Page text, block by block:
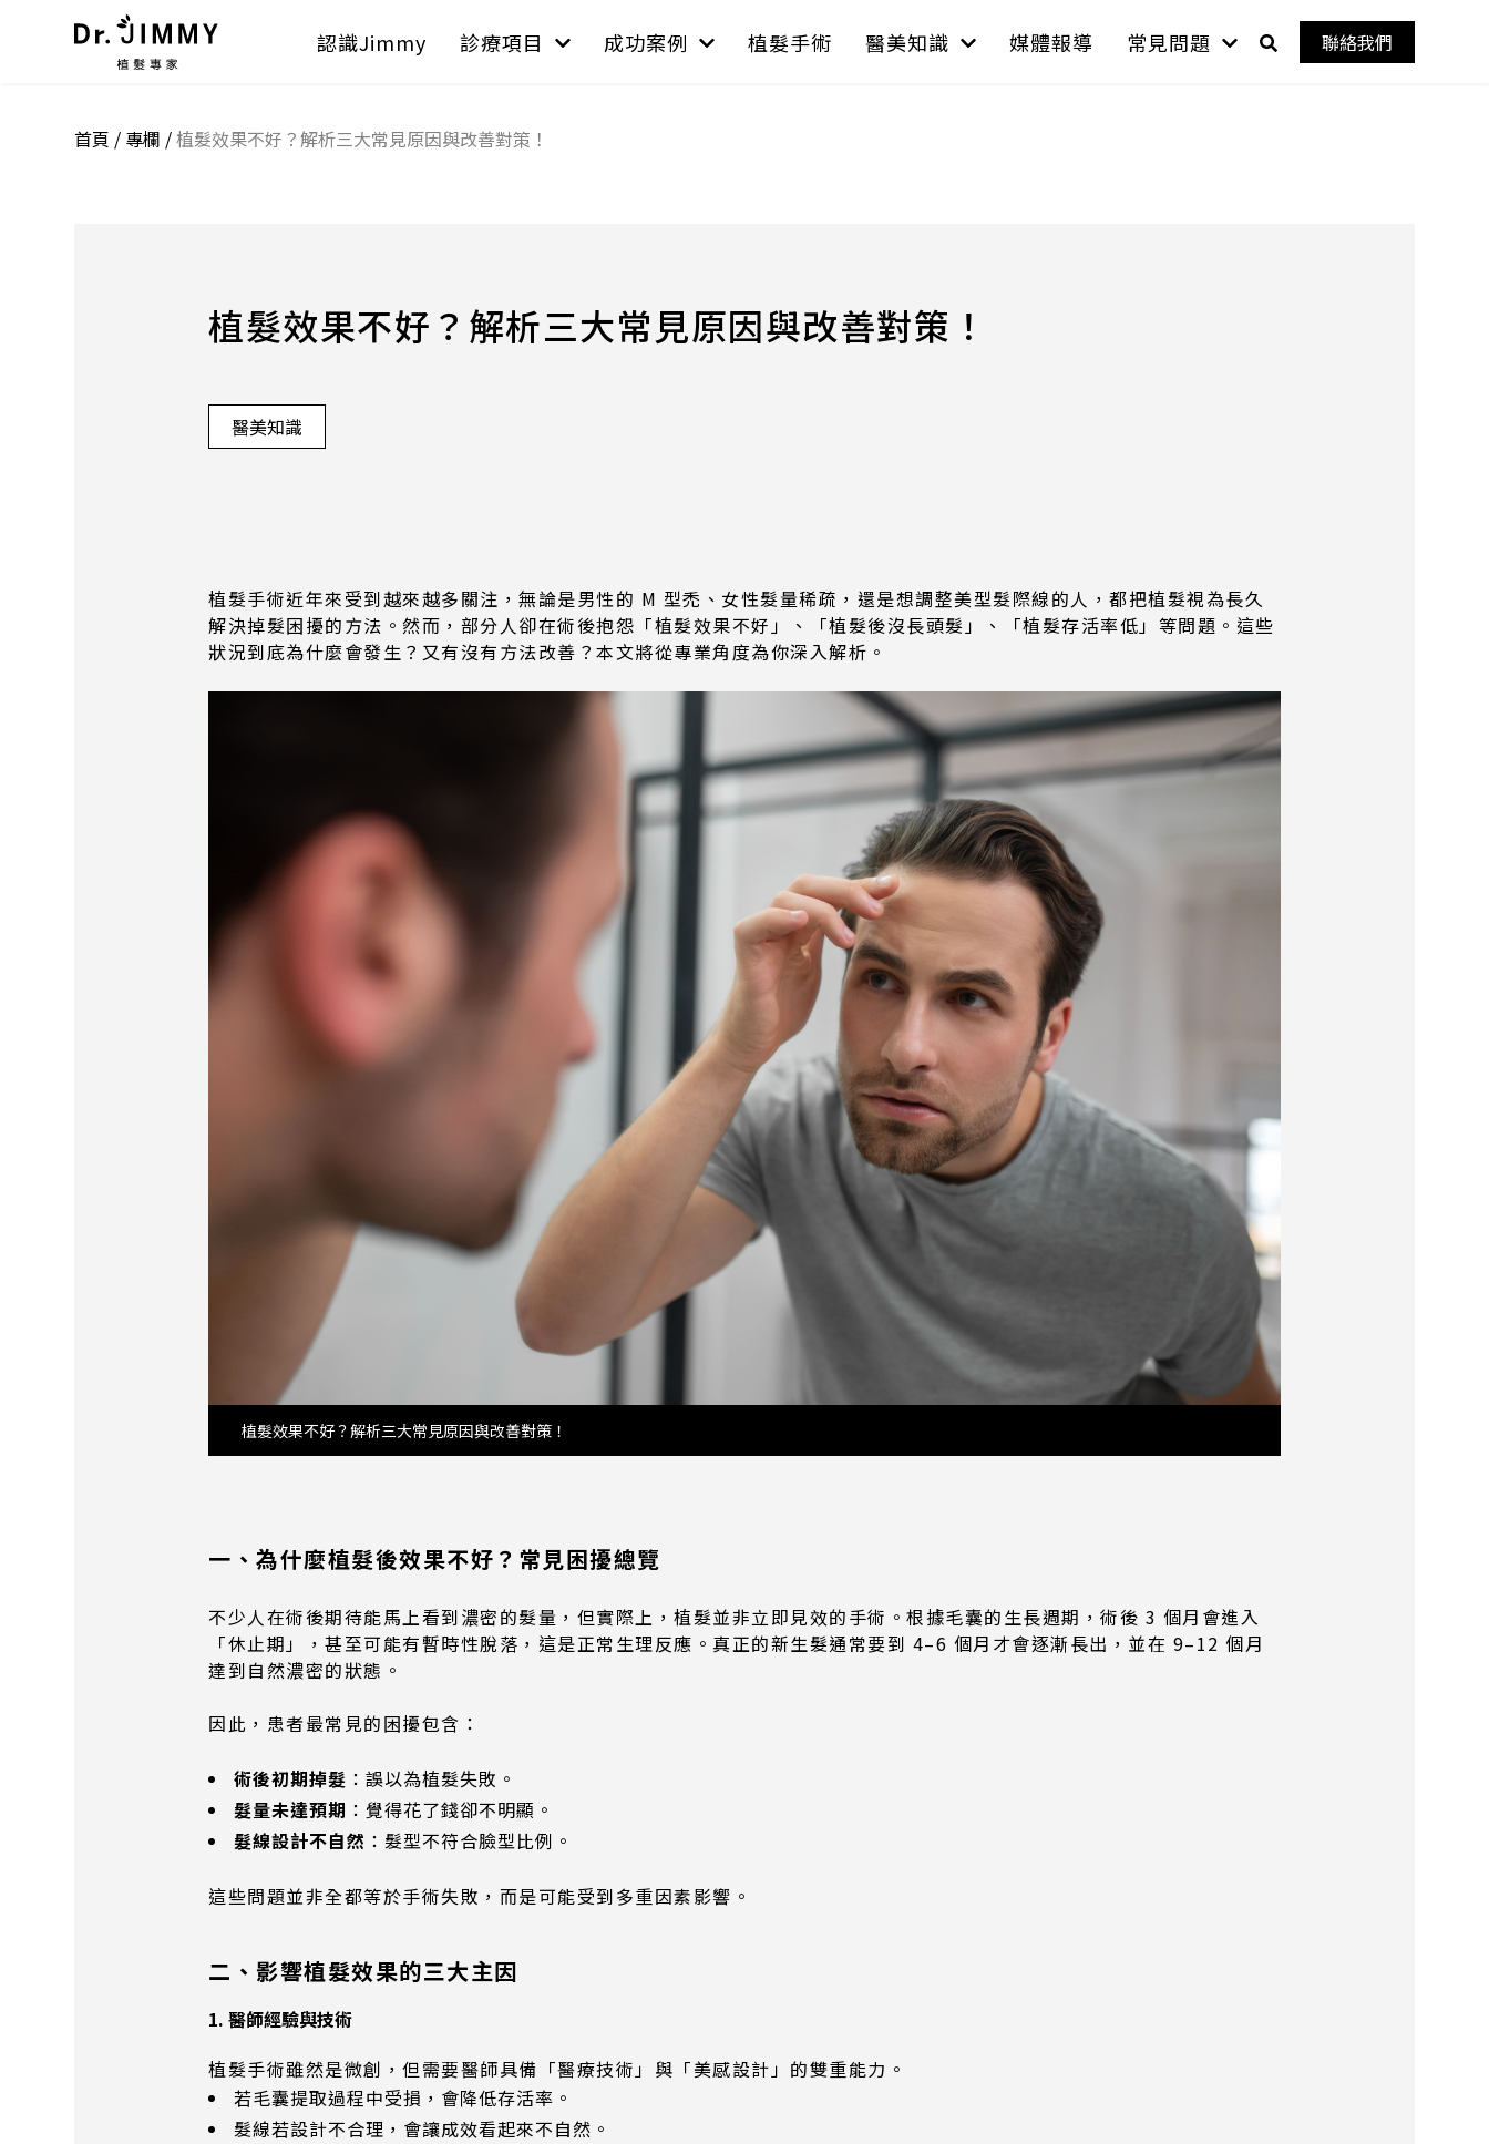
認識Jimmy 診療項目 成功案例 植髮手術 醫美知識 媒體報導 常見問題 聯絡我們
首頁 / 專欄 /植髮效果不好？解析三大常見原因與改善對策！
植髮效果不好？解析三大常見原因與改善對策！
醫美知識
植髮手術近年來受到越來越多關注，無論是男性的 M 型禿、女性髮量稀疏，還是想調整美型髮際線的人，都把植髮視為長久
解決掉髮困擾的方法。然而，部分人卻在術後抱怨「植髮效果不好」、「植髮後沒長頭髮」、「植髮存活率低」等問題。這些
狀況到底為什麼會發生？又有沒有方法改善？本文將從專業角度為你深入解析。
植髮效果不好？解析三大常見原因與改善對策！
一、為什麼植髮後效果不好？常見困擾總覽
不少人在術後期待能馬上看到濃密的髮量，但實際上，植髮並非立即見效的手術。根據毛囊的生長週期，術後 3 個月會進入
「休止期」，甚至可能有暫時性脫落，這是正常生理反應。真正的新生髮通常要到 4–6 個月才會逐漸長出，並在 9–12 個月
達到自然濃密的狀態。
因此，患者最常見的困擾包含：
術後初期掉髮 ：誤以為植髮失敗。
髮量未達預期 ：覺得花了錢卻不明顯。
髮線設計不自然 ：髮型不符合臉型比例。
這些問題並非全都等於手術失敗，而是可能受到多重因素影響。
二、影響植髮效果的三大主因
1. 醫師經驗與技術
植髮手術雖然是微創，但需要醫師具備「醫療技術」與「美感設計」的雙重能力。
若毛囊提取過程中受損，會降低存活率。
髮線若設計不合理，會讓成效看起來不自然。